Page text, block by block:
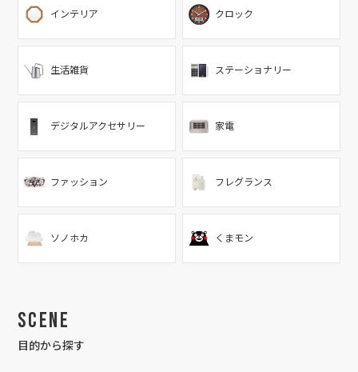
インテリア クロック
生活雑貨 ステーショナリー
デジタルアクセサリー 家電
ファッション フレグランス
ソノホカ くまモン
Scene
目的から探す